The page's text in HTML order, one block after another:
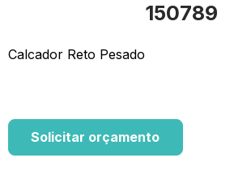
150789
Calcador Reto Pesado
Solicitar orçamento